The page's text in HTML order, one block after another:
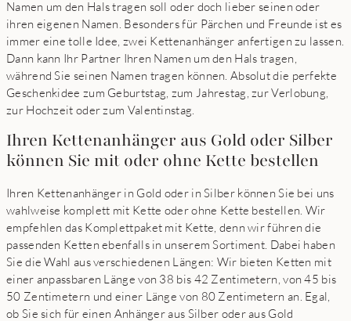
Namen um den Hals tragen soll oder doch lieber seinen oder
ihren eigenen Namen. Besonders für Pärchen und Freunde ist es
immer eine tolle Idee, zwei Kettenanhänger anfertigen zu lassen.
Dann kann Ihr Partner Ihren Namen um den Hals tragen,
während Sie seinen Namen tragen können. Absolut die perfekte
Geschenkidee zum Geburtstag, zum Jahrestag, zur Verlobung,
zur Hochzeit oder zum Valentinstag.
Ihren Kettenanhänger aus Gold oder Silber
können Sie mit oder ohne Kette bestellen
Ihren Kettenanhänger in Gold oder in Silber können Sie bei uns
wahlweise komplett mit Kette oder ohne Kette bestellen. Wir
empfehlen das Komplettpaket mit Kette, denn wir führen die
passenden Ketten ebenfalls in unserem Sortiment. Dabei haben
Sie die Wahl aus verschiedenen Längen: Wir bieten Ketten mit
einer anpassbaren Länge von 38 bis 42 Zentimetern, von 45 bis
50 Zentimetern und einer Länge von 80 Zentimetern an. Egal,
ob Sie sich für einen Anhänger aus Silber oder aus Gold